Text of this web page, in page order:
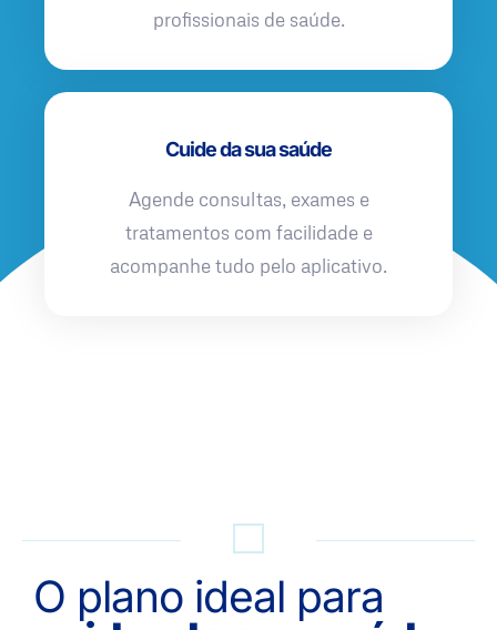
profissionais de saúde.
Cuide da sua saúde
Agende consultas, exames e
tratamentos com facilidade e
acompanhe tudo pelo aplicativo.
O plano ideal para